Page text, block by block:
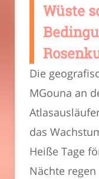
Wüste
Die
MGouna an
das
Heiße Tage
Nächte